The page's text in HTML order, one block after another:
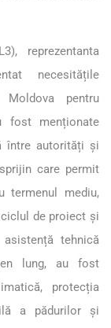
reprezentanta
necesitățile
pentru
fost menționate
între autorități și
care permit
termenul mediu,
de proiect și
tehnică
lung, au fost
protecția
a pădurilor și